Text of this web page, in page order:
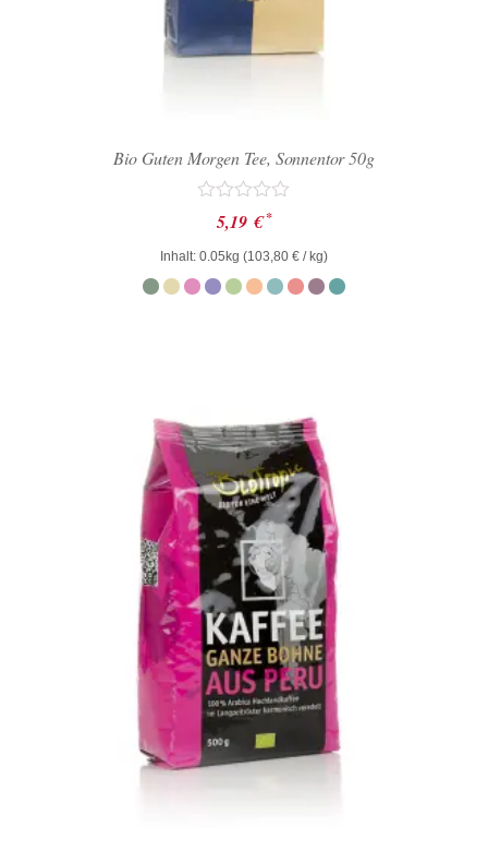
Bio Guten Morgen Tee, Sonnentor 50g
Bewertet
mit
0
von
5
5,19 € *
Inhalt: 0.05kg (103,80 € / kg)